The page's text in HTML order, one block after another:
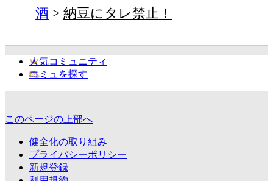
酒
納豆にタレ禁止！
人気コミュニティ
コミュを探す
このページの上部へ
健全化の取り組み
プライバシーポリシー
新規登録